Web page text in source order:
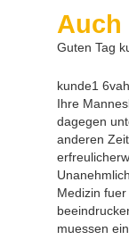
Auch
Guten Tag
kunde1
Ihre
dagegen
anderen
Medizin
muessen